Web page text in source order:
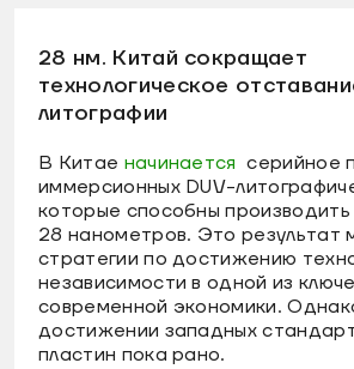
28 нм. Китай сокращает
технологическое
литографии
В Китае начинается серийное
иммерсионных DUV-
которые способны
28 нанометров. Это результат
стратегии по достижению
независимости в одной из
современной экономики.
достижении западных
пластин пока рано.